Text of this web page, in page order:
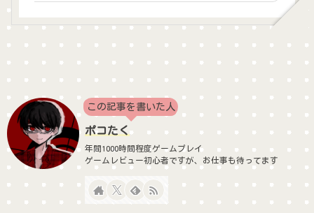
この記事を書いた人
ポコたく
年間1000時間程度ゲームプレイ
ゲームレビュー初心者ですが、お仕事も待ってます